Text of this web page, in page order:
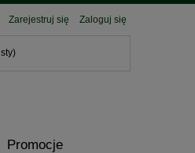
Zarejestruj się Zaloguj się
Promocje